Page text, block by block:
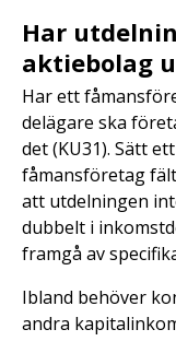
Har
aktiebolag
Har ett
delägare ska
det (KU31). Sätt
fåmansföretag
att utdelningen
dubbelt i
framgå av
Ibland behöver
andra